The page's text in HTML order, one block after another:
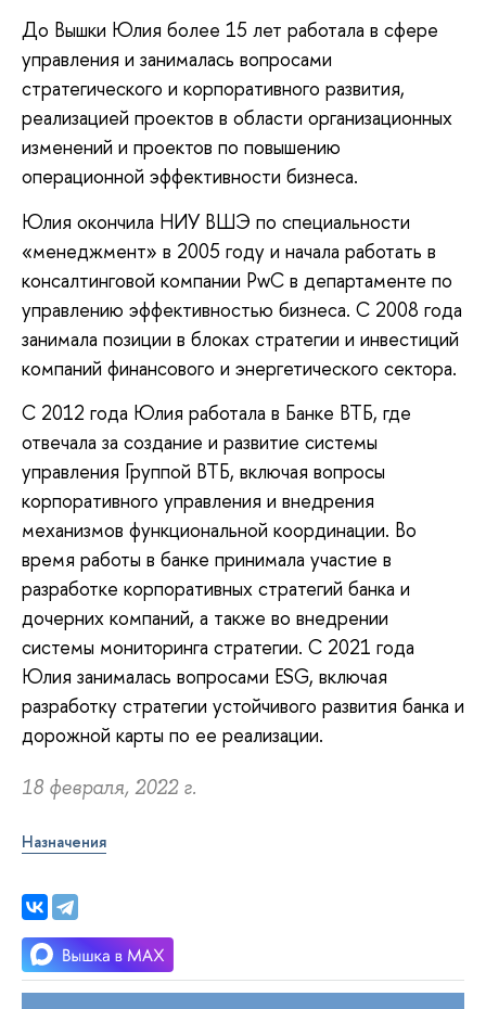
До Вышки Юлия более 15 лет работала в сфере
управления и занималась вопросами
стратегического и корпоративного развития,
реализацией проектов в области организационных
изменений и проектов по повышению
операционной эффективности бизнеса.
Юлия окончила НИУ ВШЭ по специальности
«менеджмент» в 2005 году и начала работать в
консалтинговой компании PwC в департаменте по
управлению эффективностью бизнеса. С 2008 года
занимала позиции в блоках стратегии и инвестиций
компаний финансового и энергетического сектора.
С 2012 года Юлия работала в Банке ВТБ, где
отвечала за создание и развитие системы
управления Группой ВТБ, включая вопросы
корпоративного управления и внедрения
механизмов функциональной координации. Во
время работы в банке принимала участие в
разработке корпоративных стратегий банка и
дочерних компаний, а также во внедрении
системы мониторинга стратегии. С 2021 года
Юлия занималась вопросами ESG, включая
разработку стратегии устойчивого развития банка и
дорожной карты по ее реализации.
18 февраля, 2022 г.
Назначения